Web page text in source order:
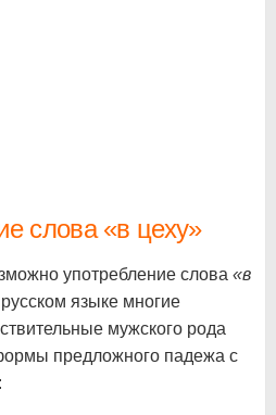
слова «в цеху»
употребление слова «в
языке многие
мужского рода
предложного падежа с
: